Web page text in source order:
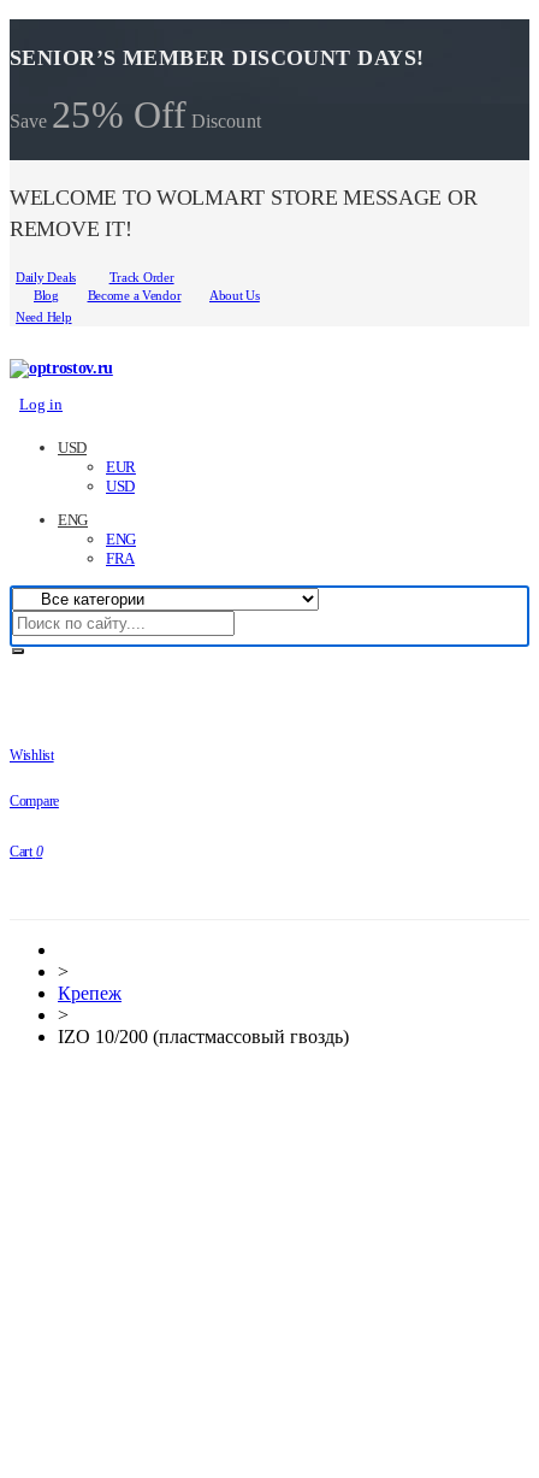
SENIOR’S MEMBER DISCOUNT DAYS!
Save 25% Off Discount
WELCOME TO WOLMART STORE MESSAGE OR
REMOVE IT!
Daily Deals
Track Order
Blog
Become a Vendor
About Us
Need Help
Log in
USD
EUR
USD
ENG
ENG
FRA
Wishlist
Compare
Cart 0
>
Крепеж
>
IZO 10/200 (пластмассовый гвоздь)